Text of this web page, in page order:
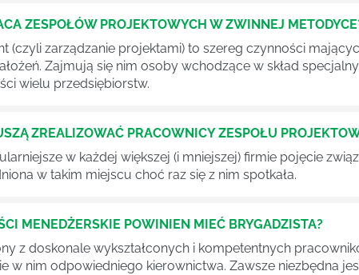
ZESPOŁÓW PROJEKTOWYCH W ZWINNEJ
(czyli zarządzanie projektami) to szereg czynności
Zajmują się nim osoby wchodzące w skład
wielu przedsiębiorstw.
ZREALIZOWAĆ PRACOWNICY ZESPOŁU
w każdej większej (i mniejszej) firmie pojęcie
w takim miejscu choć raz się z nim spotkała.
MENEDŻERSKIE POWINIEN MIEĆ BRYGADZISTA?
z doskonale wykształconych i kompetentnych
w nim odpowiedniego kierownictwa. Zawsze niezbędna